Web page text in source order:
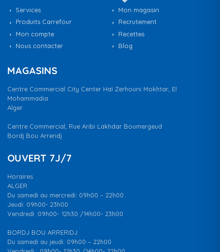
Services
Mon magasin
Produits Carrefour
Recrutement
Mon compte
Recettes
Nous contacter
Blog
MAGASINS
Centre Commercial City Center Haï Zerhouni Mokhtar, El
Mohammadia.
Alger
Centre Commercial, Rue Aribi Lakhdar Boumergeud
Bordj Bou Arreridj
OUVERT 7J/7
Horaires
ALGER
Du samedi au mercredi: 09h00 – 22h00
Jeudi: 09h00- 23h00
Vendredi :09h00- 12h30 /14h00- 23h00
BORDJ BOU ARRERIDJ
Du samedi au jeudi: 09h00 – 22h00